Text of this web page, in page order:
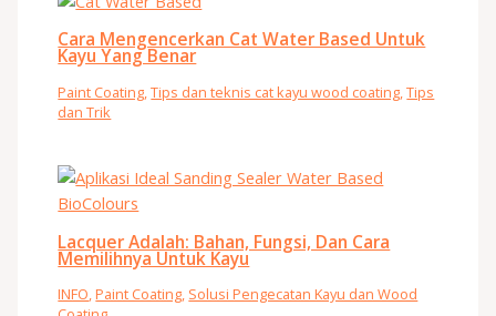
Cara Mengencerkan Cat Water Based Untuk
Kayu Yang Benar
Paint Coating ,Tips dan teknis cat kayu wood coating ,Tips
dan Trik
Lacquer Adalah: Bahan, Fungsi, Dan Cara
Memilihnya Untuk Kayu
INFO,Paint Coating, Solusi Pengecatan Kayu dan Wood